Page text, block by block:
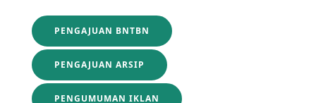
PENGAJUAN BNTBN
PENGAJUAN ARSIP
PENGUMUMAN IKLAN